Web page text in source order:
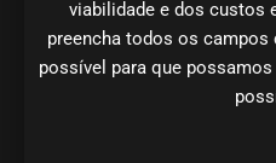
viabilidade e dos custos
preencha todos os
possível para que